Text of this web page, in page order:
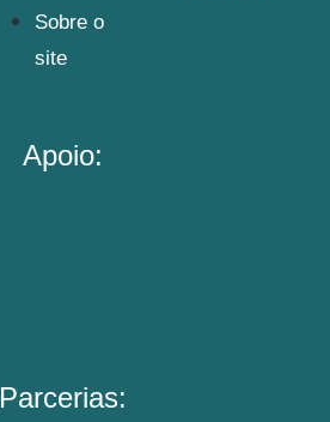
Sobre o
site
Apoio:
Parcerias: